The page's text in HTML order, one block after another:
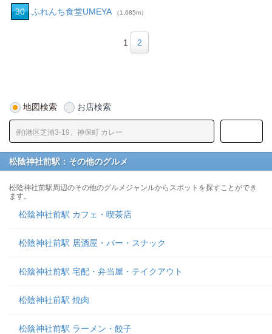
30 ふれんち食堂UMEYA （1,685m）
1 2
地図検索 お店検索
松陰神社前駅：その他のグルメ
松陰神社前駅周辺のその他のグルメジャンルからスポットを探すことができ
ます。
松陰神社前駅 カフェ・喫茶店
松陰神社前駅 居酒屋・バー・スナック
松陰神社前駅 宅配・弁当屋・テイクアウト
松陰神社前駅 焼肉
松陰神社前駅 ラーメン・餃子